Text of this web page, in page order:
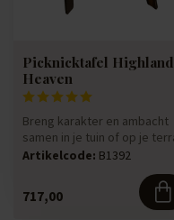
Picknicktafel Highland
Heaven
Breng karakter en ambacht
samen in je tuin of op je
met deze volledig han...
Artikelcode: B1392
717,00